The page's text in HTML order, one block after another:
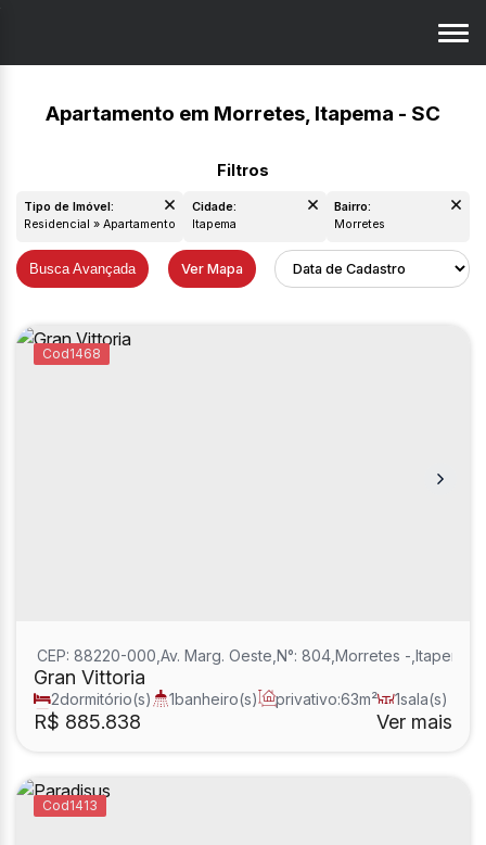
Apartamento em Morretes, Itapema - SC
Tipo de Imóvel:
Residencial » Apartamento
Cidade:
Itapema
Bairro:
Morretes
Busca Avançada Ver Mapa
1468
Gran Vittoria
R$ 885.838
CEP: 88220-000 Av. Marg. Oeste N°: 804 Morretes Itapema
2dormitório(s) 1banheiro(s) privativo:63m² 1sala(s)
1suíte(s) Ver mais
1413